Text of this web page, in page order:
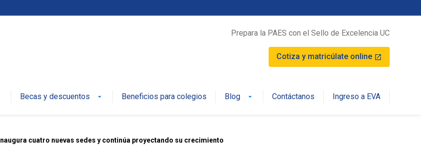
Prepara la PAES con el Sello de Excelencia UC
Cotiza y matricúlate online launch
Becas y descuentos arrow_drop_down Beneficios para colegios Blog arrow_drop_down Contáctanos Ingreso a EVA
cuatro nuevas sedes y continúa proyectando su crecimiento